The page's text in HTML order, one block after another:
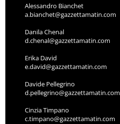
Alessandro Bianchet
a.bianchet@gazzettamatin.com
Danila Chenal
d.chenal@gazzettamatin.com
Erika David
e.david@gazzettamatin.com
Davide Pellegrino
d.pellegrino@gazzettamatin.com
Cinzia Timpano
c.timpano@gazzettamatin.com